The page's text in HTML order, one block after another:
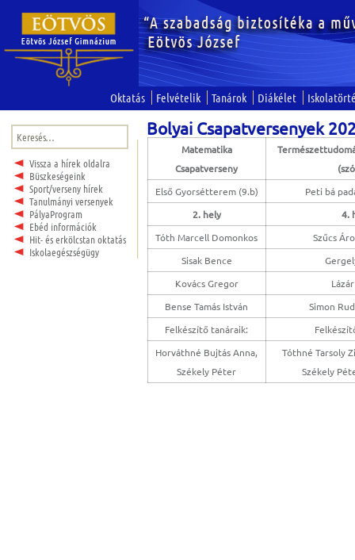
Oktatás Felvételik Tanárok Diákélet
Keresés:
Vissza a hírek oldalra
Büszkeségeink
Sport/verseny hírek
Tanulmányi versenyek
PályaProgram
Ebéd információk
Hit- és erkölcstan oktatás
Iskolaegészségügy
Bolyai Csapatversenyek
Matematika
Csapatverseny
Első Gyorsétterem (9.b)
Peti bá
2. hely
4.
Tóth Marcell Domonkos
Szűcs
Sisak Bence
Kovács Gregor
Bense Tamás István
Simon
Felkészítő tanáraik:
Horváthné Bujtás Anna,
Székely Péter
Tóthné Tarsoly
Székely